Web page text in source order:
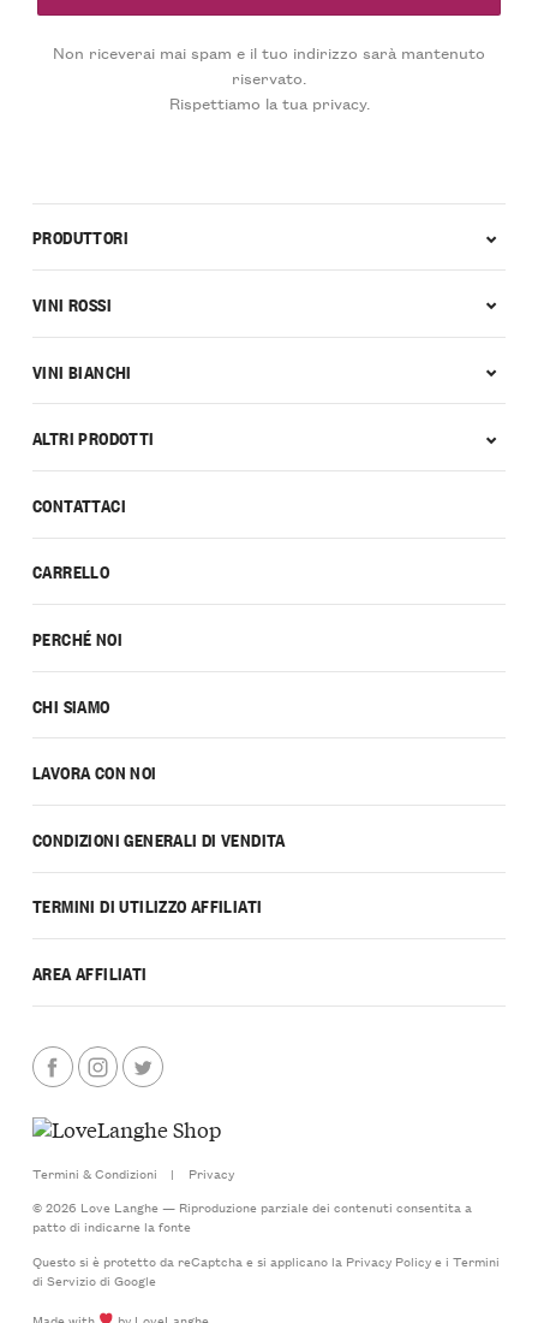
Non riceverai mai spam e il tuo indirizzo sarà mantenuto
riservato.
Rispettiamo la tua privacy.
CONTATTACI
CARRELLO
PERCHÉ NOI
CHI SIAMO
LAVORA CON NOI
CONDIZIONI GENERALI DI VENDITA
TERMINI DI UTILIZZO AFFILIATI
AREA AFFILIATI
PRODUTTORI
VINI ROSSI
VINI BIANCHI
ALTRI PRODOTTI
Termini & Condizioni |
Privacy
© 2026 Love Langhe — Riproduzione parziale dei contenuti consentita a
patto di indicarne la fonte
Questo si è protetto da reCaptcha e si applicano la Privacy Policye i Termini
di Serviziodi Google